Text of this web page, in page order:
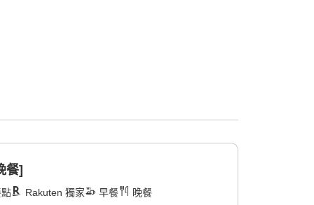
餐]
Rakuten 獨家 早餐 晚餐